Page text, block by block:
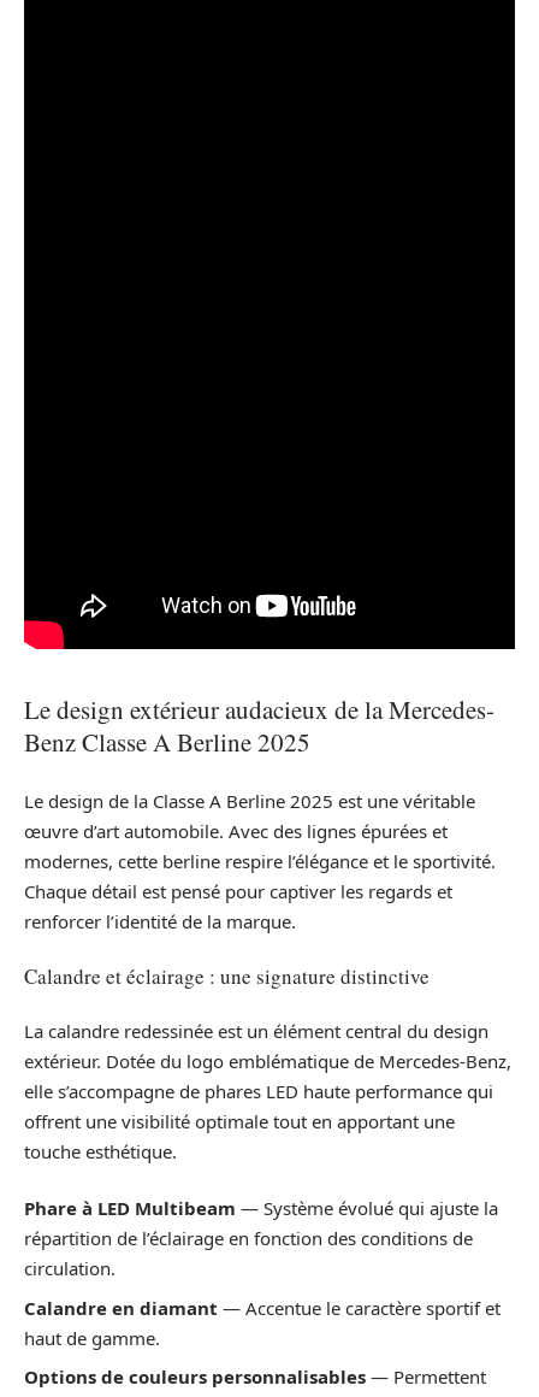
Le design extérieur audacieux de la Mercedes-
Benz Classe A Berline 2025
Le design de la Classe A Berline 2025 est une véritable
œuvre d’art automobile. Avec des lignes épurées et
modernes, cette berline respire l’élégance et le sportivité.
Chaque détail est pensé pour captiver les regards et
renforcer l’identité de la marque.
Calandre et éclairage : une signature distinctive
La calandre redessinée est un élément central du design
extérieur. Dotée du logo emblématique de Mercedes-Benz,
elle s’accompagne de phares LED haute performance qui
offrent une visibilité optimale tout en apportant une
touche esthétique.
Phare à LED Multibeam — Système évolué qui ajuste la
répartition de l’éclairage en fonction des conditions de
circulation.
Calandre en diamant — Accentue le caractère sportif et
haut de gamme.
Options de couleurs personnalisables — Permettent